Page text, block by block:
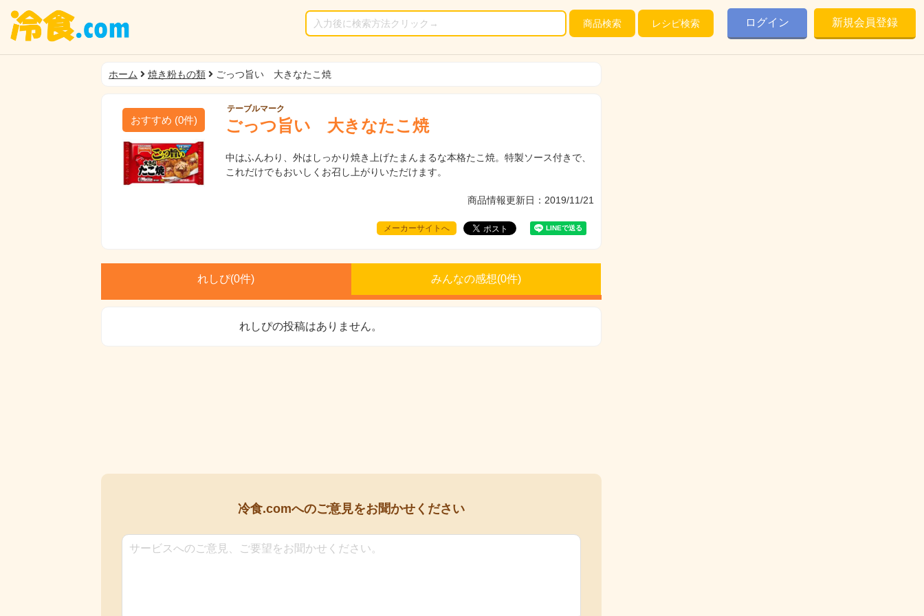
商品検索 レシピ検索 ログイン 新規会員登録
ホーム 焼き粉もの類 ごっつ旨い 大きなたこ焼
おすすめ (0件)
テーブルマーク
ごっつ旨い 大きなたこ焼
中はふんわり、外はしっかり焼き上げたまんまるな本格たこ焼。特製ソース付きで、
これだけでもおいしくお召し上がりいただけます。
商品情報更新日：2019/11/21
メーカーサイトへ
れしぴ(0件) みんなの感想(0件)
れしぴの投稿はありません。
冷食.comへのご意見をお聞かせください